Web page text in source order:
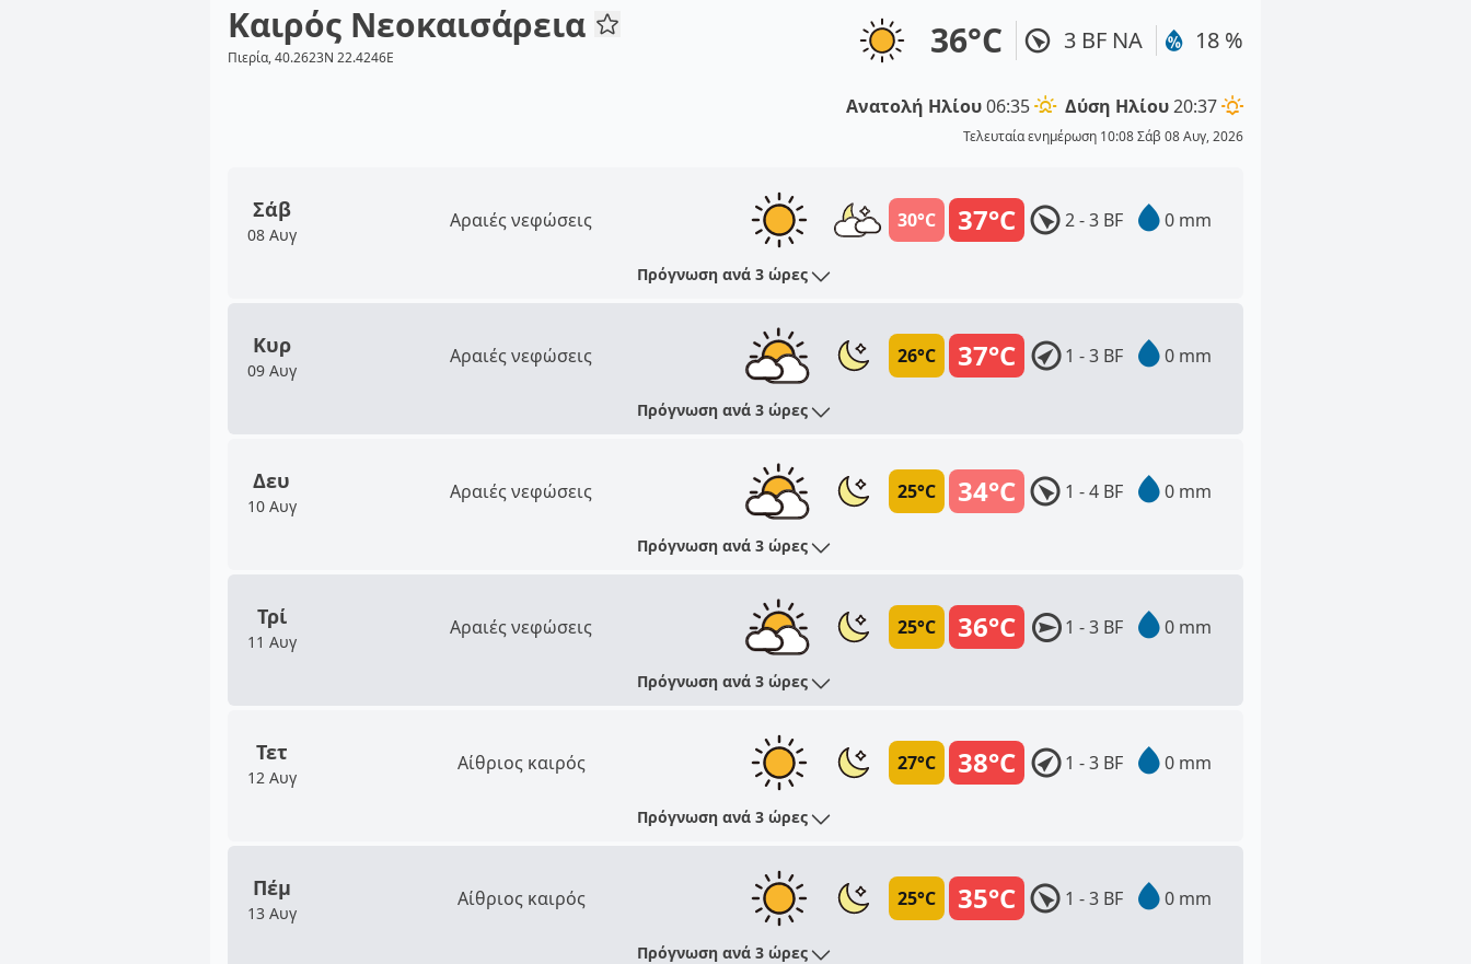
Καιρός Νεοκαισάρεια
Πιερία, 40.2623N 22.4246E 36°C 3 BF ΝΑ 18 %
Ανατολή Ηλίου06:35 Δύση Ηλίου20:37
Τελευταία ενημέρωση 10:08 Σάβ 08 Αυγ, 2026
Σάβ
08 Αυγ
Αραιές νεφώσεις 37°C
30°C 2 - 3 BF 0 mm
Πρόγνωση ανά 3 ώρες
Κυρ
09 Αυγ
Αραιές νεφώσεις 37°C
26°C 1 - 3 BF 0 mm
Πρόγνωση ανά 3 ώρες
Δευ
10 Αυγ
Αραιές νεφώσεις 34°C
25°C 1 - 4 BF 0 mm
Πρόγνωση ανά 3 ώρες
Τρί
11 Αυγ
Αραιές νεφώσεις 36°C
25°C 1 - 3 BF 0 mm
Πρόγνωση ανά 3 ώρες
Τετ
12 Αυγ
Αίθριος καιρός 38°C
27°C 1 - 3 BF 0 mm
Πρόγνωση ανά 3 ώρες
Πέμ
13 Αυγ
Αίθριος καιρός 35°C
25°C 1 - 3 BF 0 mm
Πρόγνωση ανά 3 ώρες